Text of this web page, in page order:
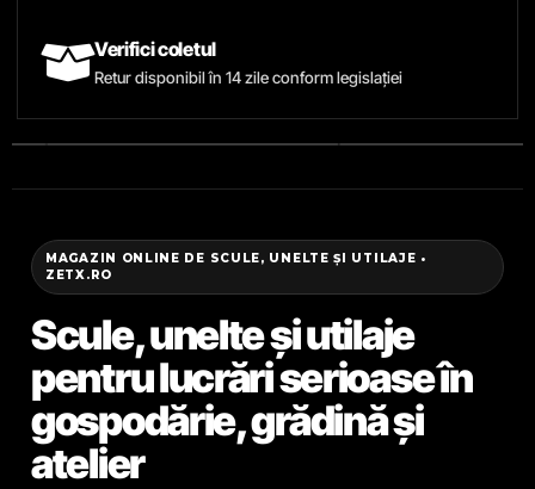
Verifici coletul
Retur disponibil în 14 zile conform legislației
MAGAZIN ONLINE DE SCULE, UNELTE ȘI UTILAJE •
ZETX.RO
Scule, unelte și utilaje
pentru lucrări serioase în
gospodărie, grădină și
atelier